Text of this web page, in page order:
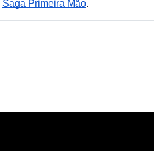
Saga Primeira Mão.